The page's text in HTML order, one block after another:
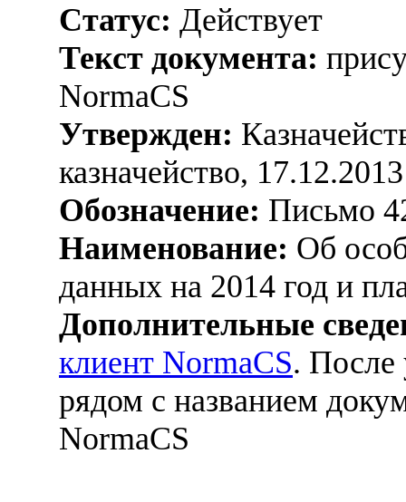
Статус: Действует
Текст документа:
NormaCS
Утвержден:
казначейство, 17.12.2013
Обозначение: Письмо
Наименование: Об
данных на 2014 год и
Дополнительные
клиент NormaCS. После
рядом с названием
NormaCS